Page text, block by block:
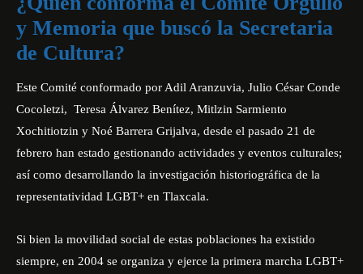
y Memoria que buscó la Secretaria
de Cultura?
Este Comité conformado por Adil Aranzuvia, Julio César Conde
Cocoletzi, Teresa Álvarez Benítez, Mitlzin Sarmiento
Xochitiotzin y Noé Barrera Grijalva, desde el pasado 21 de
febrero han estado gestionando actividades y eventos culturales;
así como desarrollando la investigación historiográfica de la
representatividad LGBT+ en Tlaxcala.
Si bien la movilidad social de estas poblaciones ha existido
siempre, en 2004 se organiza y ejerce la primera marcha LGBT+